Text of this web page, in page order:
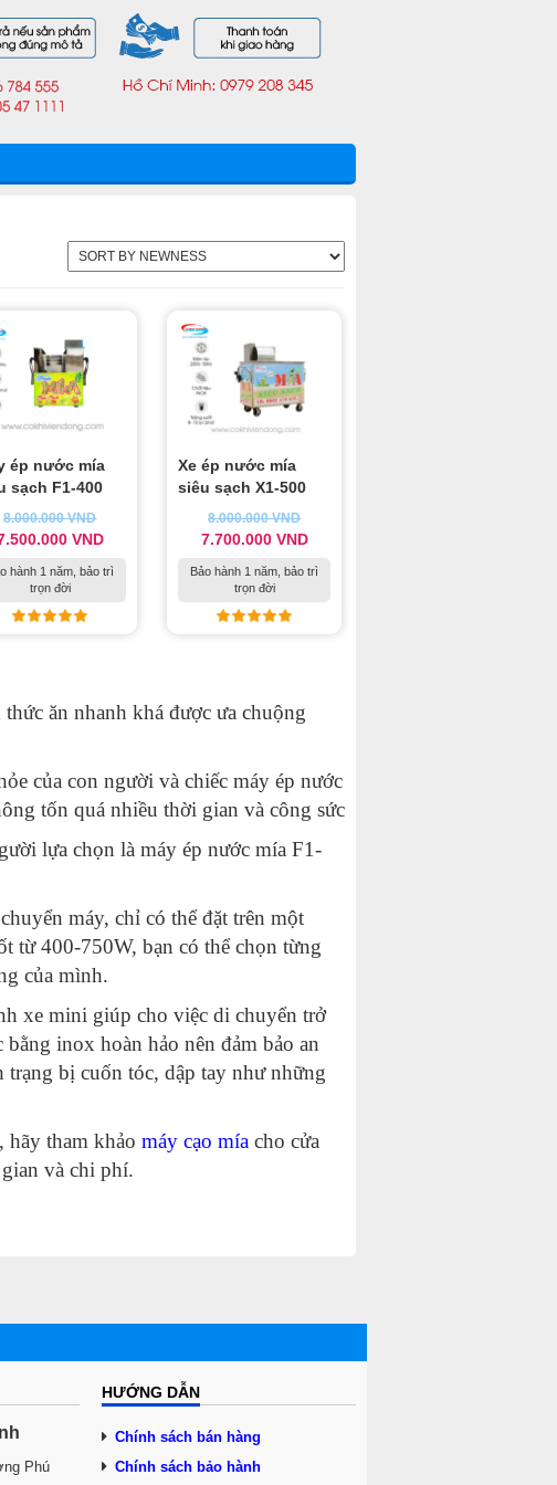
ép nước mía
sạch F1-400
8.000.000VND
VND
hành 1 năm, bảo trì
trọn đời
Xe ép nước mía
siêu sạch X1-500
8.000.000VND
7.700.000 VND
Bảo hành 1 năm, bảo trì
trọn đời
ăn nhanh khá được ưa chuộng
của con người và chiếc máy ép nước
tốn quá nhiều thời gian và công sức
lựa chọn là máy ép nước mía F1-
máy, chỉ có thể đặt trên một
từ 400-750W, bạn có thể chọn từng
của mình.
xe mini giúp cho việc di chuyển trở
inox hoàn hảo nên đảm bảo an
trạng bị cuốn tóc, dập tay như những
hãy tham khảo máy cạo mía cho cửa
và chi phí.
Phú
HƯỚNG DẪN
Chính sách bán hàng
Chính sách bảo hành